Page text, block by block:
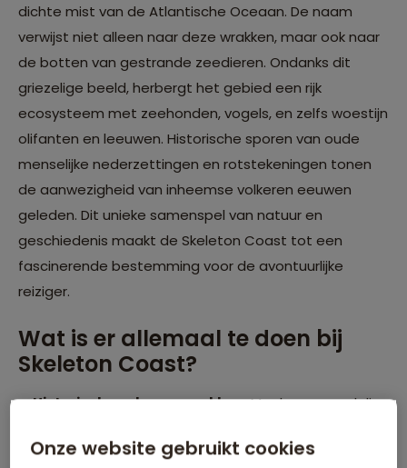
dichte mist van de Atlantische Oceaan. De naam
verwijst niet alleen naar deze wrakken, maar ook naar
de botten van gestrande zeedieren. Ondanks dit
griezelige beeld, herbergt het gebied een rijk
ecosysteem met zeehonden, vogels, en zelfs woestijn
olifanten en leeuwen. Historische sporen van oude
menselijke nederzettingen en rotstekeningen tonen
de aanwezigheid van inheemse volkeren eeuwen
geleden. Dit unieke samenspel van natuur en
geschiedenis maakt de Skeleton Coast tot een
fascinerende bestemming voor de avontuurlijke
reiziger.
Wat is er allemaal te doen bij
Skeleton Coast?
Historische scheepswrakken:Maak een wandeling
scheepswrakken in de verraderlijke ijskoude wateren
Onze website gebruikt cookies